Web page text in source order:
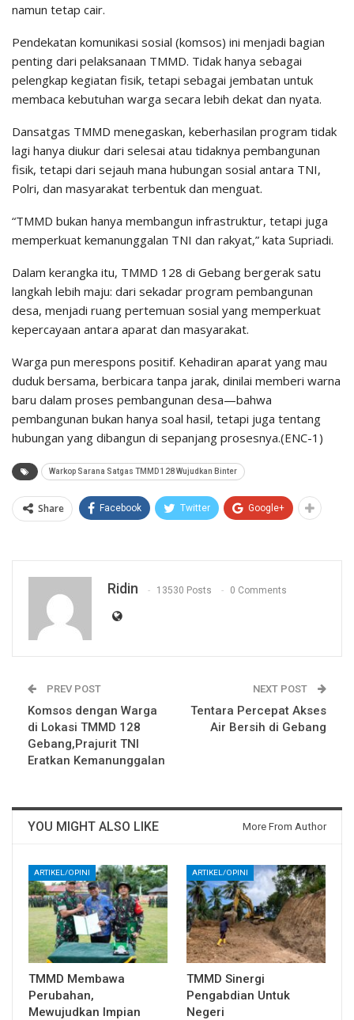
namun tetap cair.
Pendekatan komunikasi sosial (komsos) ini menjadi bagian
penting dari pelaksanaan TMMD. Tidak hanya sebagai
pelengkap kegiatan fisik, tetapi sebagai jembatan untuk
membaca kebutuhan warga secara lebih dekat dan nyata.
Dansatgas TMMD menegaskan, keberhasilan program tidak
lagi hanya diukur dari selesai atau tidaknya pembangunan
fisik, tetapi dari sejauh mana hubungan sosial antara TNI,
Polri, dan masyarakat terbentuk dan menguat.
“TMMD bukan hanya membangun infrastruktur, tetapi juga
memperkuat kemanunggalan TNI dan rakyat,” kata Supriadi.
Dalam kerangka itu, TMMD 128 di Gebang bergerak satu
langkah lebih maju: dari sekadar program pembangunan
desa, menjadi ruang pertemuan sosial yang memperkuat
kepercayaan antara aparat dan masyarakat.
Warga pun merespons positif. Kehadiran aparat yang mau
duduk bersama, berbicara tanpa jarak, dinilai memberi warna
baru dalam proses pembangunan desa—bahwa
pembangunan bukan hanya soal hasil, tetapi juga tentang
hubungan yang dibangun di sepanjang prosesnya.(ENC-1)
Warkop Sarana Satgas TMMD 128 Wujudkan Binter
Share Facebook Twitter Google+
Ridin 13530 Posts 0 Comments
PREV POST
Komsos dengan Warga
di Lokasi TMMD 128
Gebang,Prajurit TNI
Eratkan Kemanunggalan
NEXT POST
Tentara Percepat Akses
Air Bersih di Gebang
YOU MIGHT ALSO LIKE More From Author
ARTIKEL/OPINI
TMMD Membawa
Perubahan,
Mewujudkan Impian
ARTIKEL/OPINI
TMMD Sinergi
Pengabdian Untuk
Negeri